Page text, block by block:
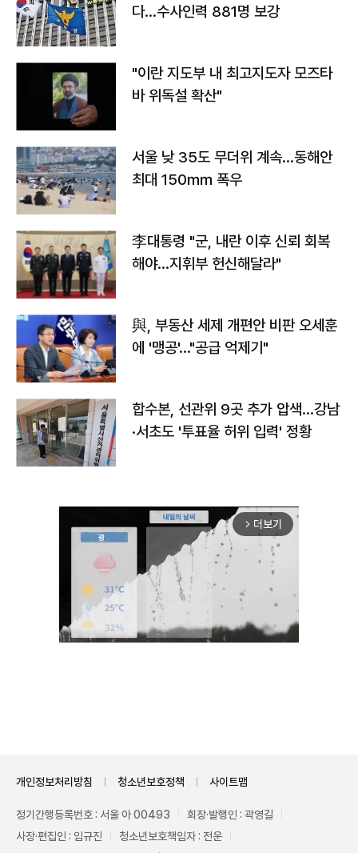
다…수사인력 881명 보강
"이란 지도부 내 최고지도자 모즈타
바 위독설 확산"
서울 낮 35도 무더위 계속…동해안
최대 150㎜ 폭우
李대통령 "군, 내란 이후 신뢰 회복
해야…지휘부 헌신해달라"
與, 부동산 세제 개편안 비판 오세훈
에 '맹공'…"공급 억제기"
합수본, 선관위 9곳 추가 압색…강남
·서초도 '투표율 허위 입력' 정황
arrow_forward_ios 더보기
개인정보처리방침 청소년보호정책 사이트맵
정기간행등록번호 : 서울 아 00493
회장·발행인 : 곽영길
사장·편집인 : 임규진
청소년보호책임자 : 전운